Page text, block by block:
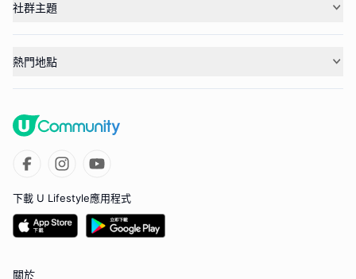
社群主題
熱門地點
下載 U Lifestyle應用程式
關於